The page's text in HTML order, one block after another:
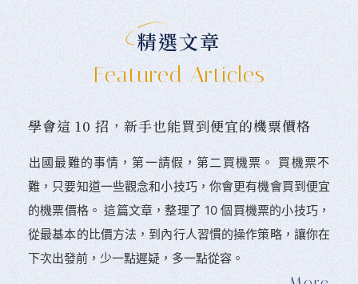
精選文章
Featured Articles
學會這 10 招，新手也能買到便宜的機票價格
󠀠出國最難的事情，第一請假，第二買機票。 󠀠買機票不
難，只要知道一些觀念和小技巧，你會更有機會買到便宜
的機票價格。 這篇文章，整理了 10 個買機票的小技巧，
從最基本的比價方法，到內行人習慣的操作策略，讓你在
下次出發前，少一點遲疑，多一點從容。